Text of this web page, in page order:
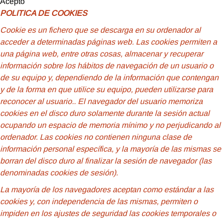
POLITICA DE COOKIES
Cookie es un fichero que se descarga en su ordenador al
acceder a determinadas páginas web. Las cookies permiten a
una página web, entre otras cosas, almacenar y recuperar
información sobre los hábitos de navegación de un usuario o
de su equipo y, dependiendo de la información que contengan
y de la forma en que utilice su equipo, pueden utilizarse para
reconocer al usuario.. El navegador del usuario memoriza
cookies en el disco duro solamente durante la sesión actual
ocupando un espacio de memoria mínimo y no perjudicando al
ordenador. Las cookies no contienen ninguna clase de
información personal específica, y la mayoría de las mismas se
borran del disco duro al finalizar la sesión de navegador (las
denominadas cookies de sesión).
La mayoría de los navegadores aceptan como estándar a las
cookies y, con independencia de las mismas, permiten o
impiden en los ajustes de seguridad las cookies temporales o